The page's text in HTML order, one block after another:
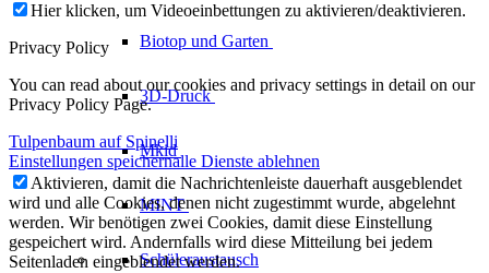
Biotop und Garten
3D-Druck
Mkid
MINT
Schüleraustausch
Hier klicken, um Videoeinbettungen zu aktivieren/deaktivieren.
Privacy Policy
You can read about our cookies and privacy settings in detail on our
Privacy Policy Page.
Tulpenbaum auf Spinelli
Einstellungen speichernalle Dienste ablehnen
Aktivieren, damit die Nachrichtenleiste dauerhaft ausgeblendet
wird und alle Cookies, denen nicht zugestimmt wurde, abgelehnt
werden. Wir benötigen zwei Cookies, damit diese Einstellung
gespeichert wird. Andernfalls wird diese Mitteilung bei jedem
Seitenladen eingeblendet werden.